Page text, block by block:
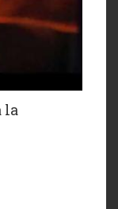
la